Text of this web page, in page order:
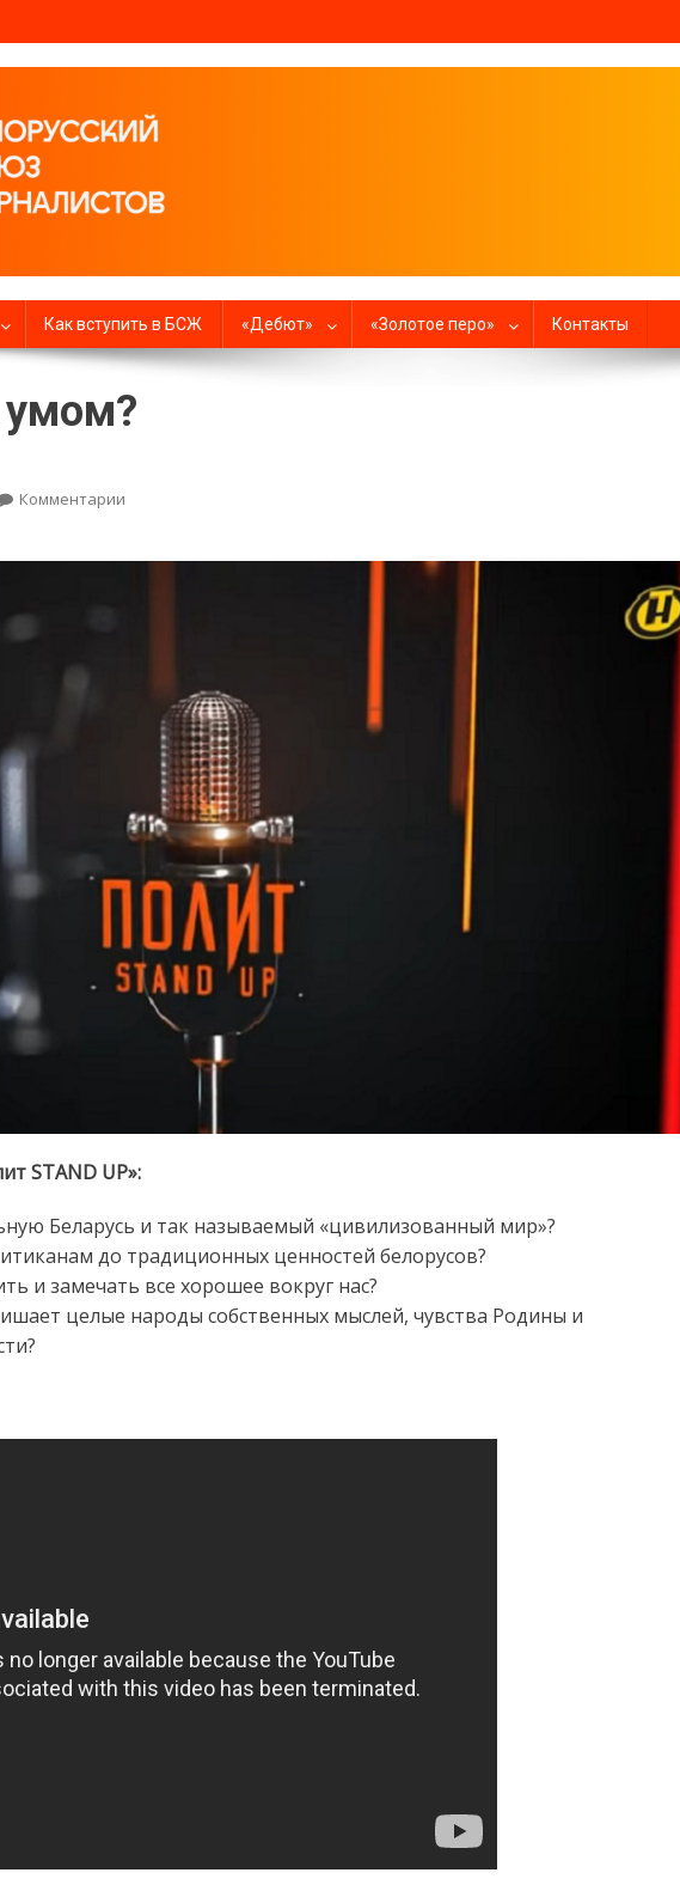
журналистов
Как вступить в БСЖ «Дебют» «Золотое перо» Контакты
Комментарии
STAND UP»:
Беларусь и так называемый «цивилизованный мир»?
до традиционных ценностей белорусов?
и замечать все хорошее вокруг нас?
целые народы собственных мыслей, чувства Родины и